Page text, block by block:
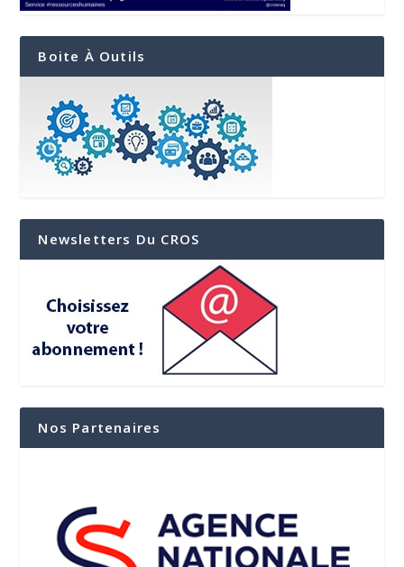
Boite À Outils
Newsletters Du CROS
Nos Partenaires